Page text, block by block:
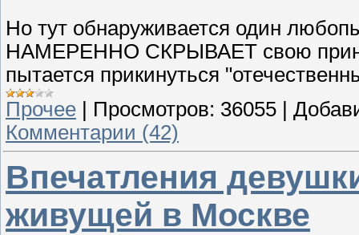
Но тут обнаруживается один
НАМЕРЕННО СКРЫВАЕТ свою
пытается прикинуться
Прочее | Просмотров: 36055 |
Комментарии (42)
Впечатления
живущей в Москве